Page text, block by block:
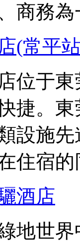
商務
(常平
位于
捷。
設施
住宿
酒店
地世